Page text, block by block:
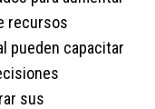
recursos
pueden capacitar
sus